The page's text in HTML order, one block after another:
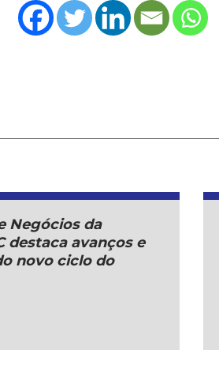
Negócios da
destaca avanços e
novo ciclo do